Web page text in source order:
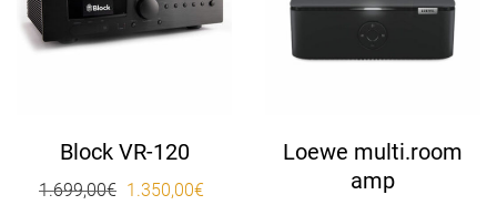
Block VR-120
1.699,00€ Ursprünglicher Preis war: 1.699,00€
1.350,00€ Aktueller Preis ist: 1.350,00€.
Loewe multi.room
amp